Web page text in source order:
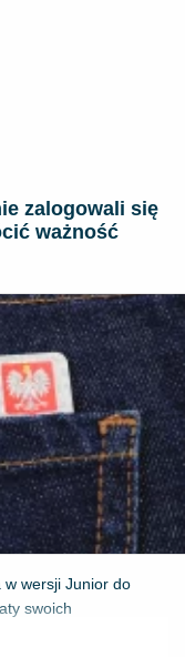
zalogowali się
ważność
w wersji Junior do
swoich